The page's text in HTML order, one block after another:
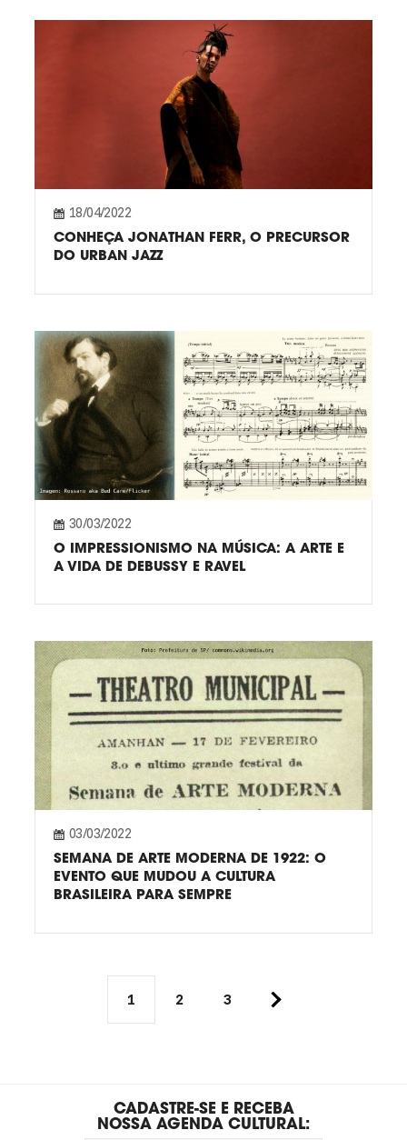
18/04/2022
CONHEÇA JONATHAN FERR, O PRECURSOR
DO URBAN JAZZ
30/03/2022
O IMPRESSIONISMO NA MÚSICA: A ARTE E
A VIDA DE DEBUSSY E RAVEL
03/03/2022
SEMANA DE ARTE MODERNA DE 1922: O
EVENTO QUE MUDOU A CULTURA
BRASILEIRA PARA SEMPRE
1 2 3
CADASTRE-SE E RECEBA
NOSSA AGENDA CULTURAL: